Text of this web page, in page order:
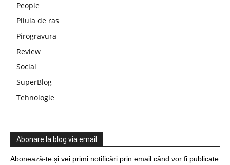
People
Pilula de ras
Pirogravura
Review
Social
SuperBlog
Tehnologie
Abonare la blog via email
Abonează-te și vei primi notificări prin email când vor fi publicate